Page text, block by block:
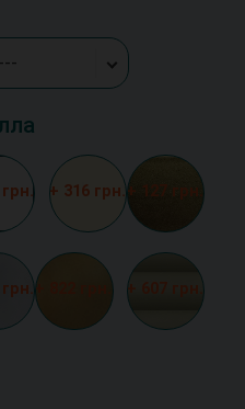
+ 316 грн.+ 127 грн.
+ 822 грн. + 607 грн.